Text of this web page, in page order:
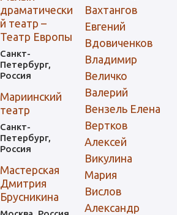
драматически
й театр –
Театр Европы
Санкт-
Петербург,
Россия
Мариинский
театр
Санкт-
Петербург,
Россия
Мастерская
Дмитрия
Брусникина
Вахтангов
Евгений
Вдовиченков
Владимир
Величко
Валерий
Вензель Елена
Вертков
Алексей
Викулина
Мария
Вислов
Александр